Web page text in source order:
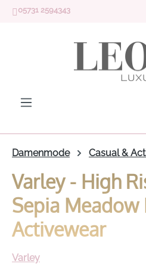
Zum Hauptinhalt springen
05731 2594343
Damenmode Casual &
Varley - High
Sepia
Activewear
Varley